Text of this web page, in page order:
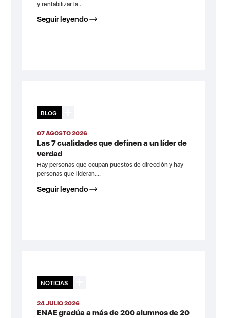
y rentabilizar la...
Seguir leyendo
BLOG
07 AGOSTO 2026
Las 7 cualidades que definen a un líder de
verdad
Hay personas que ocupan puestos de dirección y hay
personas que lideran....
Seguir leyendo
NOTICIAS
24 JULIO 2026
ENAE gradúa a más de 200 alumnos de 20